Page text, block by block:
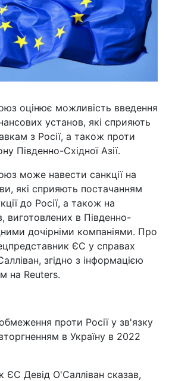
оцінює можливість введення
установ, які сприяють
з Росії, а також проти
Південно-Східної Азії.
може навести санкції на
які сприяють постачанням
до Росії, а також на
виготовлених в Південно-
дочірніми компаніями. Про
ЄС у справах
згідно з інформацією
на Reuters.
проти Росії у зв'язку
в Україну в 2022
ЄС Девід О'Салліван сказав,